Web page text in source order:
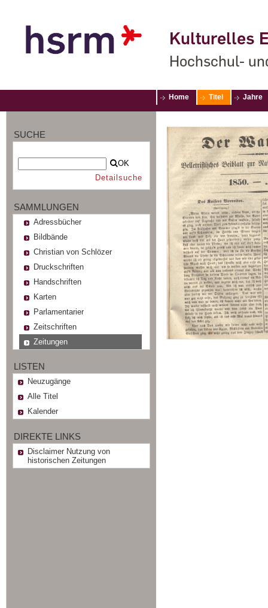
Kulturelles
Hochschul-
Home Titel Jahre
SUCHE
OK
Detailsuche
SAMMLUNGEN
Adressbücher
Bildbände
Christian von Schlözer
Druckschriften
Handschriften
Karten
Parlamentarier
Zeitschriften
Zeitungen
LISTEN
Neuzugänge
Alle Titel
Kalender
DIREKTE LINKS
Disclaimer Nutzung von
historischen Zeitungen